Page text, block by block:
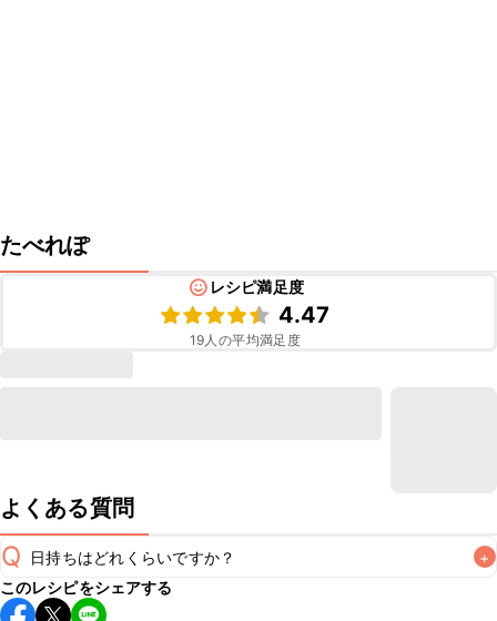
たべれぽ
レシピ満足度
4.47
19人の平均満足度
よくある質問
Q 日持ちはどれくらいですか？ +
保存期間は冷蔵で当日中が目安です。なるべくお早めにお召
このレシピをシェアする